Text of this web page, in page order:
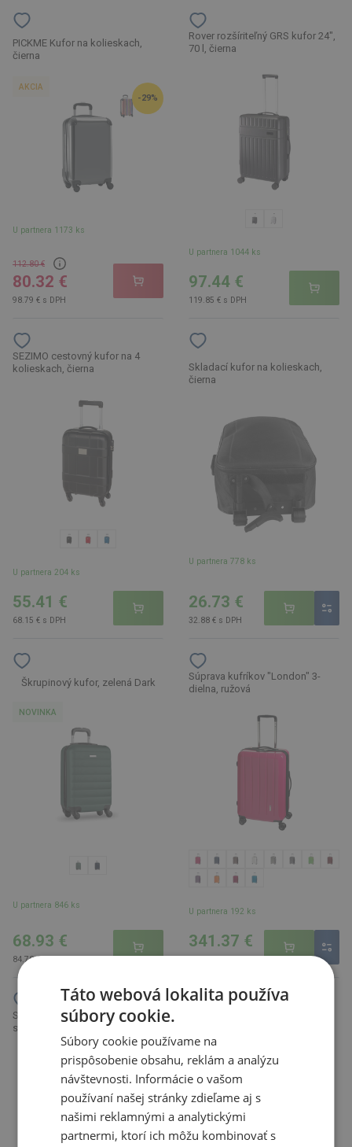
PICKME Kufor na kolieskach,
čierna
AKCIA
-29%
U partnera 1173 ks
112.80 €
80.32 €
98.79 € s DPH
Rover rozšíriteľný GRS kufor 24",
70 l, čierna
U partnera 1044 ks
97.44 €
119.85 € s DPH
SEZIMO cestovný kufor na 4
kolieskach, čierna
U partnera 204 ks
55.41 €
68.15 € s DPH
Skladací kufor na kolieskach,
čierna
U partnera 778 ks
26.73 €
32.88 € s DPH
Škrupinový kufor, zelená Dark
NOVINKA
U partnera 846 ks
68.93 €
84.78 € s DPH
Súprava kufríkov "London" 3-
dielna, ružová
U partnera 192 ks
341.37 €
419.89 € s DPH
Súprava kufríkov, 3-dielna, sivá
strieborná
Táto webová lokalita používa
súbory cookie.
Súbory cookie používame na
prispôsobenie obsahu, reklám a analýzu
návštevnosti. Informácie o vašom
používaní našej stránky zdieľame aj s
našimi reklamnými a analytickými
partnermi, ktorí ich môžu kombinovať s